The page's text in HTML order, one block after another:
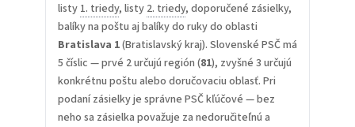
listy 1. triedy, listy 2. triedy, doporučené zásielky,
balíky na poštu aj balíky do ruky do oblasti
Bratislava 1(Bratislavský kraj). Slovenské PSČ má
5 číslic — prvé 2 určujú región (81), zvyšné 3 určujú
konkrétnu poštu alebo doručovaciu oblasť. Pri
podaní zásielky je správne PSČ kľúčové — bez
neho sa zásielka považuje za nedoručiteľnú a